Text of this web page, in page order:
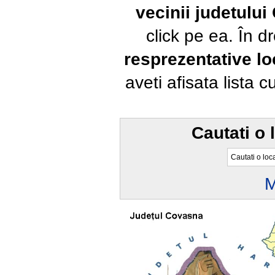
vecinii judetului
click pe ea. În
resprezentative
aveti afisata lista
Cautati o